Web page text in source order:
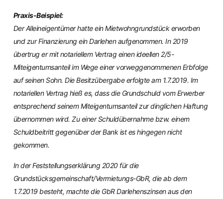
Praxis-Beispiel:
Der Alleineigentümer hatte ein Mietwohngrundstück erworben
und zur Finanzierung ein Darlehen aufgenommen. In 2019
übertrug er mit notariellem Vertrag einen ideellen 2/5-
Miteigentumsanteil im Wege einer vorweggenommenen Erbfolge
auf seinen Sohn. Die Besitzübergabe erfolgte am 1.7.2019. Im
notariellen Vertrag hieß es, dass die Grundschuld vom Erwerber
entsprechend seinem Miteigentumsanteil zur dinglichen Haftung
übernommen wird. Zu einer Schuldübernahme bzw. einem
Schuldbeitritt gegenüber der Bank ist es hingegen nicht
gekommen.
In der Feststellungserklärung 2020 für die
Grundstücksgemeinschaft/Vermietungs-GbR, die ab dem
1.7.2019 besteht, machte die GbR Darlehenszinsen aus den